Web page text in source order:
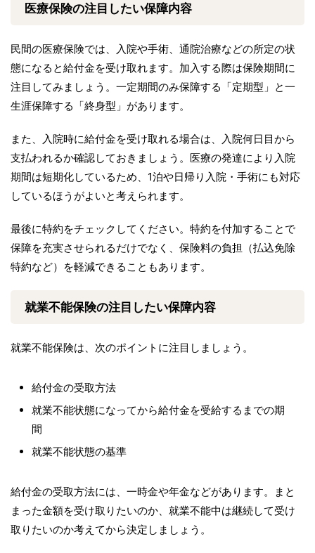
医療保険の注目したい保障内容
民間の医療保険では、入院や手術、通院治療などの所定の状
態になると給付金を受け取れます。加入する際は保険期間に
注目してみましょう。一定期間のみ保障する「定期型」と一
生涯保障する「終身型」があります。
また、入院時に給付金を受け取れる場合は、入院何日目から
支払われるか確認しておきましょう。医療の発達により入院
期間は短期化しているため、1泊や日帰り入院・手術にも対応
しているほうがよいと考えられます。
最後に特約をチェックしてください。特約を付加することで
保障を充実させられるだけでなく、保険料の負担（払込免除
特約など）を軽減できることもあります。
就業不能保険の注目したい保障内容
就業不能保険は、次のポイントに注目しましょう。
給付金の受取方法
就業不能状態になってから給付金を受給するまでの期
間
就業不能状態の基準
給付金の受取方法には、一時金や年金などがあります。まと
まった金額を受け取りたいのか、就業不能中は継続して受け
取りたいのか考えてから決定しましょう。